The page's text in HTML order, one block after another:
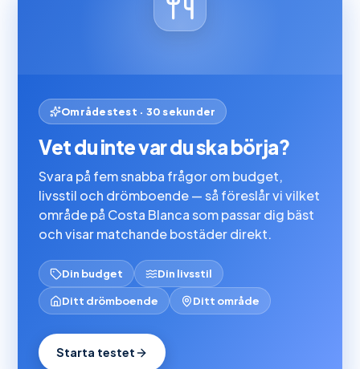
Områdestest · 30 sekunder
Vet du inte var du ska börja?
Svara på fem snabba frågor om budget,
livsstil och drömboende — så föreslår vi vilket
område på Costa Blanca som passar dig bäst
och visar matchande bostäder direkt.
Din budget Din livsstil
Ditt drömboende Ditt område
Starta testet